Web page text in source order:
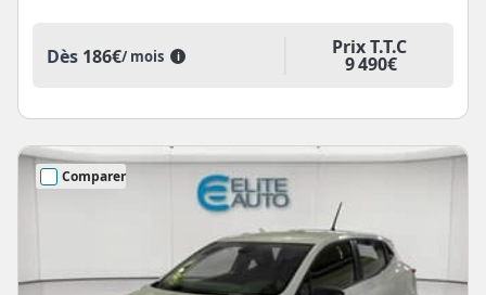
Dès 186€/ mois i Prix T.T.C
9 490€
Comparer